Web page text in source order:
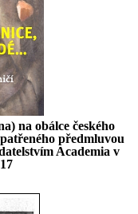
na obálce českého
předmluvou
Academia v